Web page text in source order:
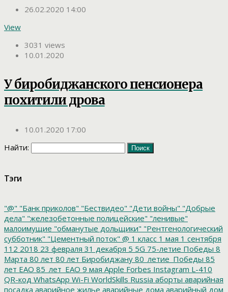
26.02.2020 14:00
View
3031 views
10.01.2020
У биробиджанского пенсионера
похитили дрова
10.01.2020 17:00
Найти:
Тэги
"@" "Банк приколов" "Бествидео" "Дети войны" "Добрые
дела" "железобетонные полицейские" "ленивые"
малоимущие "обманутые дольщики" "Рентгенологический
субботник" "Цементный поток" @ 1 класс 1 мая 1 сентября
112 2018 23 февраля 31 декабря 5 5G 75-летие Победы 8
Марта 80 лет 80 лет Биробиджану 80_летие_Победы 85
лет ЕАО 85_лет_ЕАО 9 мая Apple Forbes Instagram L-410
QR-код WhatsApp Wi-Fi WorldSkills Russia аборты аварийная
посадка аварийное жилье аварийные дома аварийный дом